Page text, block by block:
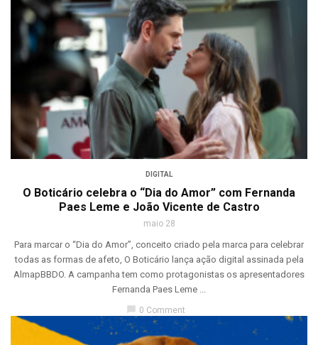
DIGITAL
O Boticário celebra o “Dia do Amor” com Fernanda
Paes Leme e João Vicente de Castro
maio 28
Para marcar o “Dia do Amor”, conceito criado pela marca para celebrar
todas as formas de afeto, O Boticário lança ação digital assinada pela
AlmapBBDO. A campanha tem como protagonistas os apresentadores
Fernanda Paes Leme ...
0 Comment